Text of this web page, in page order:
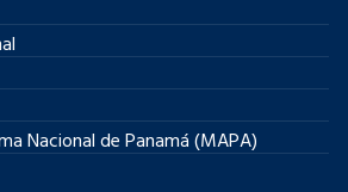
Nacional de Panamá (MAPA)